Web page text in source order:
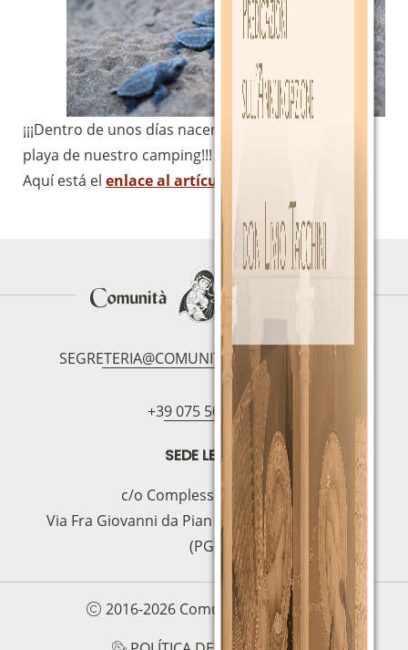
¡¡¡Dentro de unos días nacerán 75 tortugas en la
playa de nuestro camping!!! ¡¡¡Qué maravilla!!!
Aquí está el enlace al artículo de Repubblica
SEGRETERIA@COMUNITAMAGNIFICAT.ORG
+39 075 5094797
SEDE LEGAL
c/o Complesso S.Manno
Via Fra Giovanni da Pian di Carpine, 63 - 06127
(PG)
2016-2026 Comunità Magnificat